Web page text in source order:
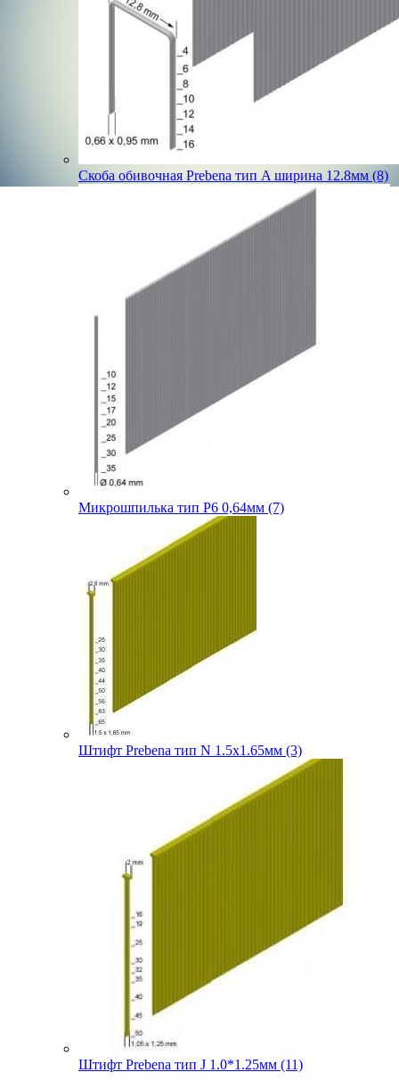
Скоба обивочная Prebena тип A ширина 12.8мм (8)
Микрошпилька тип P6 0,64мм (7)
Штифт Prebena тип N 1.5х1.65мм (3)
Штифт Prebena тип J 1.0*1.25мм (11)